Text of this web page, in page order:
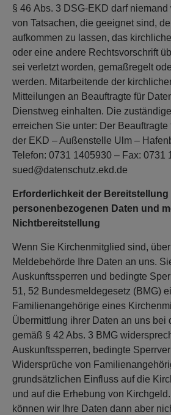
§ 46 Abs. 3 DSG-EKD darf
von Tatsachen, die geeignet sind,
aufkommen zu lassen, das
oder eine andere Rechtsvorschrift
sei verletzt worden, gemaßregelt
werden. Mitarbeitende der
Mitteilungen an Beauftragte für
Dienstweg einhalten. Die
erreichen Sie unter: Der
der EKD – Außenstelle Ulm –
Telefon: 0731 1405930 – Fax: 0731
sued@datenschutz.ekd.de
Erforderlichkeit der Bereitstellung
personenbezogenen Daten und
Nichtbereitstellung
Wenn Sie Kirchenmitglied sind,
Meldebehörde Ihre Daten an uns.
Auskunftssperren und bedingte
51, 52 Bundesmeldegesetz (BMG)
Familienangehörige eines
Übermittlung ihrer Daten an uns bei
gemäß § 42 Abs. 3 BMG
Auskunftssperren, bedingte
Widersprüche von
grundsätzlichen Einfluss auf die
und auf die Erhebung von
können wir Ihre Daten dann aber